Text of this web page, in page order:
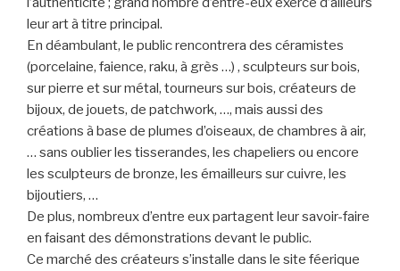
leur art à titre principal.
En déambulant, le public rencontrera des céramistes
(porcelaine, faience, raku, à grès …) , sculpteurs sur bois,
sur pierre et sur métal, tourneurs sur bois, créateurs de
bijoux, de jouets, de patchwork, …, mais aussi des
créations à base de plumes d’oiseaux, de chambres à air,
… sans oublier les tisserandes, les chapeliers ou encore
les sculpteurs de bronze, les émailleurs sur cuivre, les
bijoutiers, …
De plus, nombreux d’entre eux partagent leur savoir-faire
en faisant des démonstrations devant le public.
Ce marché des créateurs s’installe dans le site féerique